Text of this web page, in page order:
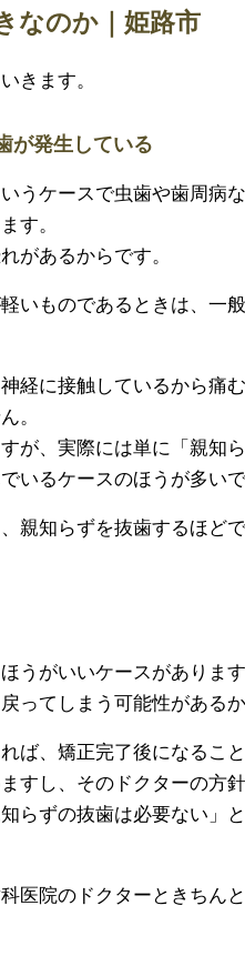
なのか｜姫路市
きます。
が発生している
うケースで虫歯や歯周病
す。
があるからです。
いものであるときは、一
経に接触しているから痛
。
が、実際には単に「親知
いるケースのほうが多いで
親知らずを抜歯するほど
うがいいケースがあります
ってしまう可能性があるか
ば、矯正完了後になること
すし、そのドクターの方針
らずの抜歯は必要ない」
医院のドクターときちんと